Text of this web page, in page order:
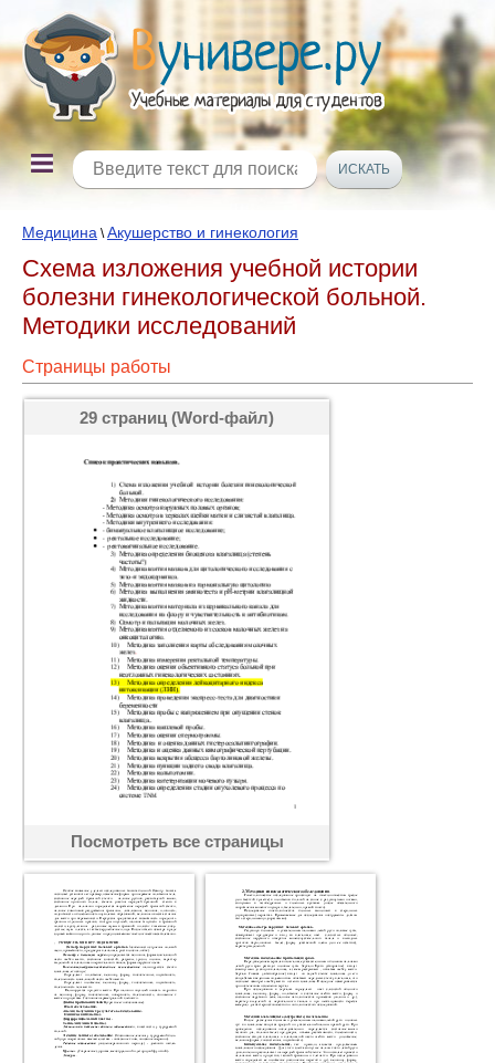
Медицина \Акушерство и гинекология
Схема изложения учебной истории
болезни гинекологической больной.
Методики исследований
Страницы работы
29 страниц (Word-файл)
Посмотреть все страницы